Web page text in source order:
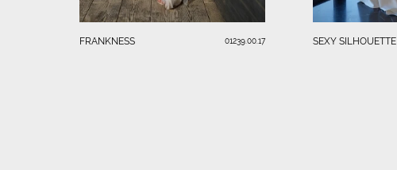
FRANKNESS 01239.00.17 SEXY SILHOUETTE